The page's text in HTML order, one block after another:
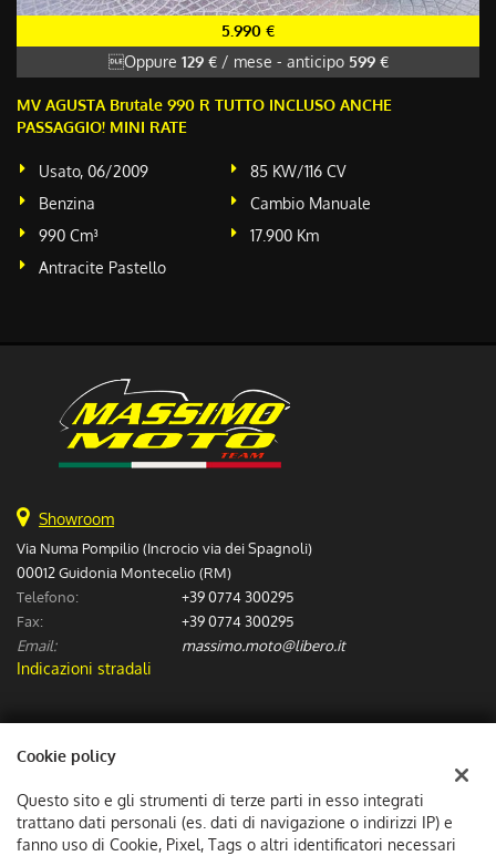
5.990 €
Oppure 129 €/ mese - anticipo 599 €
MV AGUSTA Brutale 990 R TUTTO INCLUSO ANCHE
PASSAGGIO! MINI RATE
Usato, 06/2009
85 KW/116 CV
Benzina
Cambio Manuale
990 Cm³
17.900 Km
Antracite Pastello
Showroom
Via Numa Pompilio (Incrocio via dei Spagnoli)
00012 Guidonia Montecelio (RM)
Telefono:
+39 0774 300295
Fax:
+39 0774 300295
Email:
massimo.moto@libero.it
Indicazioni stradali
Dati fiscali:
Massimo Moto Sas
Via Numa Pompilio (Incrocio via dei Spagnoli), Guidonia Montecelio
C.F/P.IVA: 06307601002
Registro delle imprese:RM
Cookie policy
Questo sito e gli strumenti di terze parti in esso integrati
trattano dati personali (es. dati di navigazione o indirizzi IP) e
fanno uso di Cookie, Pixel, Tags o altri identificatori necessari